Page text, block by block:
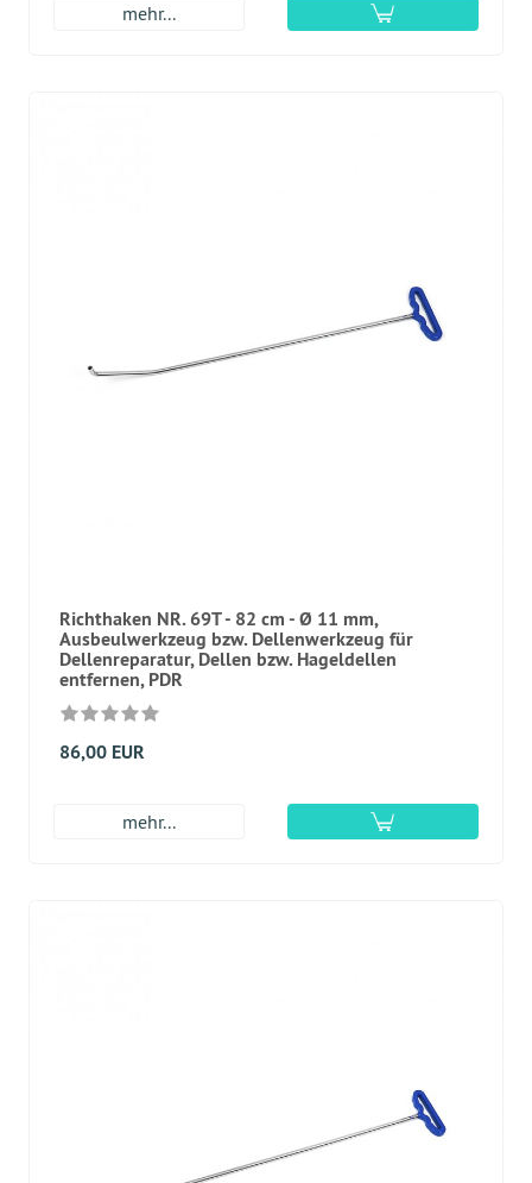
mehr...
Richthaken NR. 69T - 82 cm - Ø 11 mm,
Ausbeulwerkzeug bzw. Dellenwerkzeug für
Dellenreparatur, Dellen bzw. Hageldellen
entfernen, PDR
86,00 EUR
mehr...